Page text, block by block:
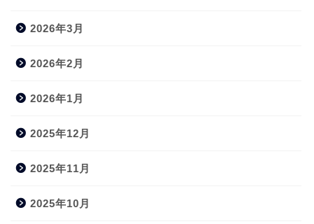
2026年3月
2026年2月
2026年1月
2025年12月
2025年11月
2025年10月